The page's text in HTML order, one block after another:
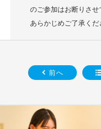
のご参加はお断りさせ
あらかじめご了承くだ
前へ